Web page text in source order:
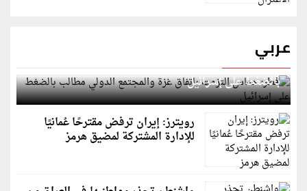
عربي
قطر: حماس التزمت باتفاق غزة والمجتمع الدولي مطالب
بالضغط على إسرائيل
رويترز: إيران ترفض مقترحًا عُمانيًا
للإدارة المشتركة لمضيق هرمز